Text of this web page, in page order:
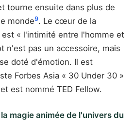
tourne ensuite dans plus de
monde9. Le cœur de la
est « l'intimité entre l'homme et
n'est pas un accessoire, mais
doté d'émotion. Il est
Forbes Asia « 30 Under 30 »
est nommé TED Fellow.
magie animée de l'univers du